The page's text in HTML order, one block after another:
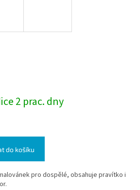
2 prac. dny
do košíku
pro dospělé, obsahuje pravítko i